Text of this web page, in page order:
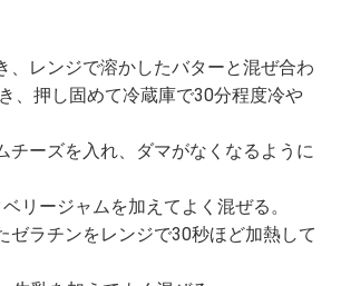
、レンジで溶かしたバターと混ぜ合わ
、押し固めて冷蔵庫で30分程度冷や
チーズを入れ、ダマがなくなるように
リージャムを加えてよく混ぜる。
ゼラチンをレンジで30秒ほど加熱して